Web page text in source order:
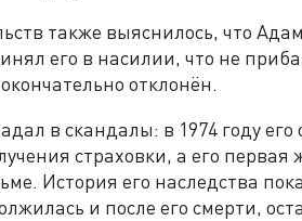
также выяснилось, что
его в насилии, что не
отклонён.
в скандалы: в 1974 году
страховки, а его первая
История его наследства
и после его смерти,